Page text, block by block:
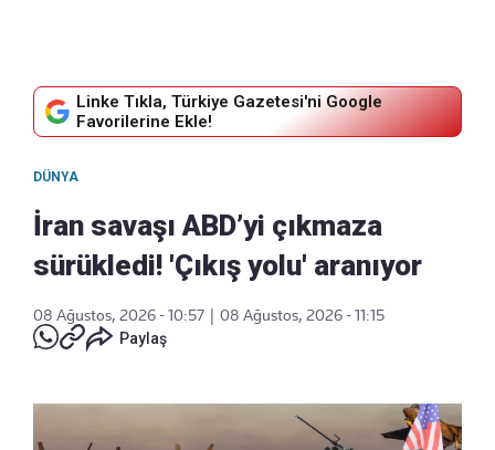
Linke Tıkla, Türkiye Gazetesi'ni Google
Favorilerine Ekle!
DÜNYA
İran savaşı ABD’yi çıkmaza
sürükledi! 'Çıkış yolu' aranıyor
08 Ağustos, 2026 - 10:57
08 Ağustos, 2026 - 11:15
Paylaş